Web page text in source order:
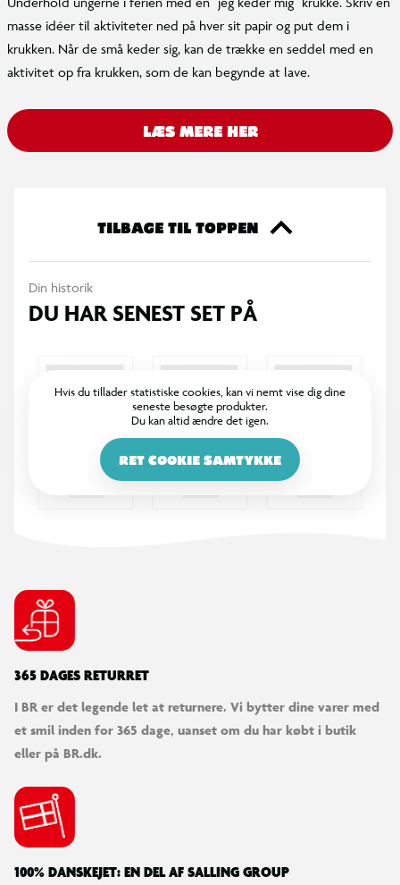
masse idéer til aktiviteter ned på hver sit papir og put dem i
krukken. Når de små keder sig, kan de trække en seddel med en
aktivitet op fra krukken, som de kan begynde at lave.
LÆS MERE HER
TILBAGE TIL TOPPEN
Din historik
DU HAR SENEST SET PÅ
Hvis du tillader statistiske cookies, kan vi nemt vise dig dine
seneste besøgte produkter.
Du kan altid ændre det igen.
RET COOKIE SAMTYKKE
365 DAGES RETURRET
I BR er det legende let at returnere. Vi bytter dine varer med
et smil inden for 365 dage, uanset om du har købt i butik
eller på BR.dk.
100% DANSKEJET: EN DEL AF SALLING GROUP